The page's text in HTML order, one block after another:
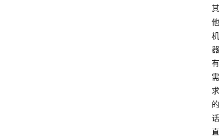
其
他
机
器
有
需
求
的
话
直